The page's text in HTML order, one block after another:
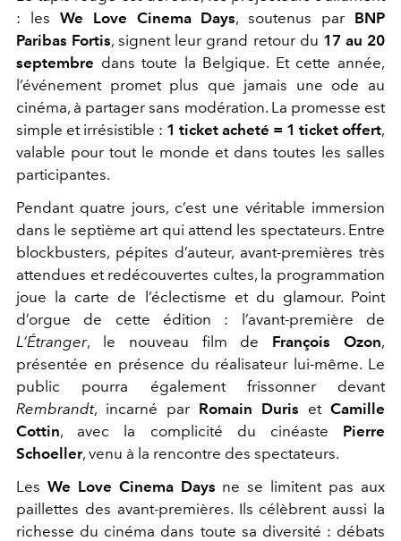
: les We Love Cinema Days, soutenus par BNP
Paribas Fortis, signent leur grand retour du 17 au 20
septembre dans toute la Belgique. Et cette année,
l’événement promet plus que jamais une ode au
cinéma, à partager sans modération. La promesse est
simple et irrésistible : 1 ticket acheté = 1 ticket offert,
valable pour tout le monde et dans toutes les salles
participantes.
Pendant quatre jours, c’est une véritable immersion
dans le septième art qui attend les spectateurs. Entre
blockbusters, pépites d’auteur, avant-premières très
attendues et redécouvertes cultes, la programmation
joue la carte de l’éclectisme et du glamour. Point
d’orgue de cette édition : l’avant-première de
L’Étranger, le nouveau film de François Ozon,
présentée en présence du réalisateur lui-même. Le
public pourra également frissonner devant
Rembrandt, incarné par Romain Duris et Camille
Cottin, avec la complicité du cinéaste Pierre
Schoeller, venu à la rencontre des spectateurs.
Les We Love Cinema Days ne se limitent pas aux
paillettes des avant-premières. Ils célèbrent aussi la
richesse du cinéma dans toute sa diversité : débats